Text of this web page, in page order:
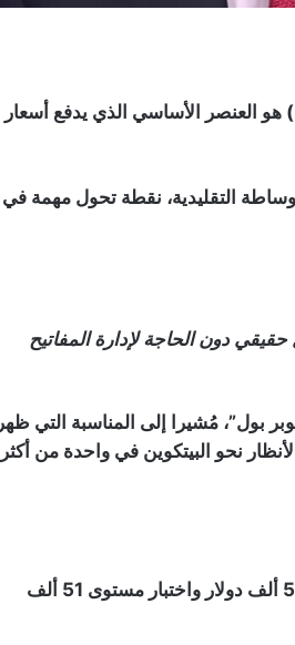
يشير “توم لي” إلى أن إطلاق صناديق الاستثمار المتداولة للبيتكوين (ETF) هو العنصر الأساسي الذي يدفع أسعار
التقليدية، نقطة تحول مهمة في
حقيقي دون الحاجة لإدارة المفاتيح
مُشيرا إلى المناسبة التي ظهر
نحو البيتكوين في واحدة من أكثر
يمر سوق العملات المشفرة بتحول كبير بتجاوز سعر البيتكوين لمستوى 50 ألف دولار واختبار مستوى 51 ألف
دولار